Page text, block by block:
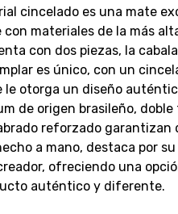
cincelado es una mate
materiales de la más
con dos piezas, la
es único, con un
le otorga un diseño
de origen brasileño,
reforzado
a mano, destaca por
ofreciendo una
auténtico y diferente.